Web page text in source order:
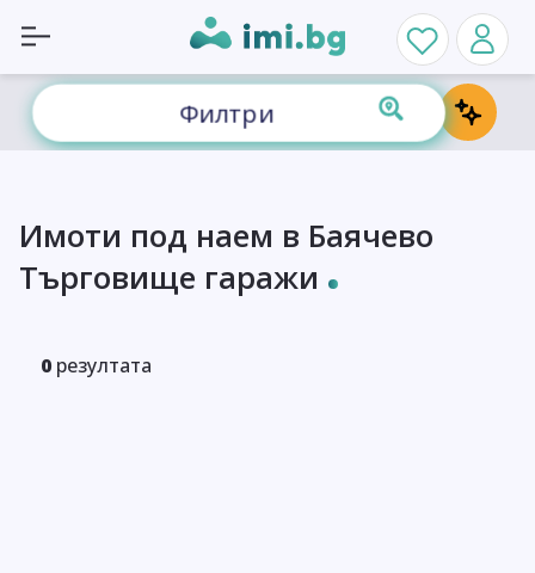
Филтри
Имоти под наем в Баячево
Търговище гаражи
0 резултата